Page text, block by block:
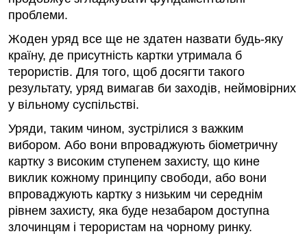
проблеми.
Жоден уряд все ще не здатен назвати будь-яку
країну, де присутність картки утримала б
терористів. Для того, щоб досягти такого
результату, уряд вимагав би заходів, неймовірних
у вільному суспільстві.
Уряди, таким чином, зустрілися з важким
вибором. Або вони впроваджують біометричну
картку з високим ступенем захисту, що кине
виклик кожному принципу свободи, або вони
впроваджують картку з низьким чи середнім
рівнем захисту, яка буде незабаром доступна
злочинцям і терористам на чорному ринку.